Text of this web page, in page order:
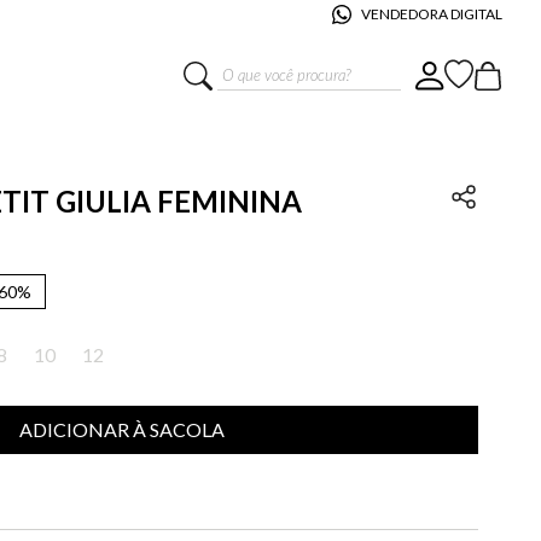
VENDEDORA DIGITAL
O que você procura?
GIULIA FEMININA
10 12
ADICIONAR À SACOLA